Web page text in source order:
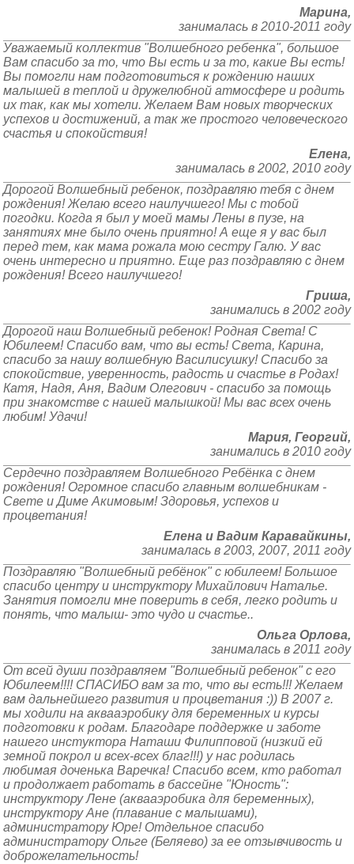
Марина,
занималась в 2010-2011 году
Уважаемый коллектив "Волшебного ребенка", большое
Вам спасибо за то, что Вы есть и за то, какие Вы есть!
Вы помогли нам подготовиться к рождению наших
малышей в теплой и дружелюбной атмосфере и родить
их так, как мы хотели. Желаем Вам новых творческих
успехов и достижений, а так же простого человеческого
счастья и спокойствия!
Елена,
занималась в 2002, 2010 году
Дорогой Волшебный ребенок, поздравляю тебя с днем
рождения! Желаю всего наилучшего! Мы с тобой
погодки. Когда я был у моей мамы Лены в пузе, на
занятиях мне было очень приятно! А еще я у вас был
перед тем, как мама рожала мою сестру Галю. У вас
очень интересно и приятно. Еще раз поздравляю с днем
рождения! Всего наилучшего!
Гриша,
занимались в 2002 году
Дорогой наш Волшебный ребенок! Родная Света! С
Юбилеем! Спасибо вам, что вы есть! Света, Карина,
спасибо за нашу волшебную Василисушку! Спасибо за
спокойствие, уверенность, радость и счастье в Родах!
Катя, Надя, Аня, Вадим Олегович - спасибо за помощь
при знакомстве с нашей малышкой! Мы вас всех очень
любим! Удачи!
Мария, Георгий,
занимались в 2010 году
Сердечно поздравляем Волшебного Ребёнка с днем
рождения! Огромное спасибо главным волшебникам -
Свете и Диме Акимовым! Здоровья, успехов и
процветания!
Елена и Вадим Каравайкины,
занималась в 2003, 2007, 2011 году
Поздравляю "Волшебный ребёнок" с юбилеем! Большое
спасибо центру и инструктору Михайлович Наталье.
Занятия помогли мне поверить в себя, легко родить и
понять, что малыш- это чудо и счастье..
Ольга Орлова,
занималась в 2011 году
От всей души поздравляем "Волшебный ребенок" с его
Юбилеем!!!! СПАСИБО вам за то, что вы есть!!! Желаем
вам дальнейшего развития и процветания :)) В 2007 г.
мы ходили на аквааэробику для беременных и курсы
подготовки к родам. Благодаре поддержке и заботе
нашего инстуктора Наташи Филипповой (низкий ей
земной покрол и всех-всех благ!!!) у нас родилась
любимая доченька Варечка! Спасибо всем, кто работал
и продолжает работать в бассейне "Юность":
инструктору Лене (аквааэробика для беременных),
инструктору Ане (плавание с малышами),
администратору Юре! Отдельное спасибо
администратору Ольге (Беляево) за ее отзывчивость и
доброжелательность!